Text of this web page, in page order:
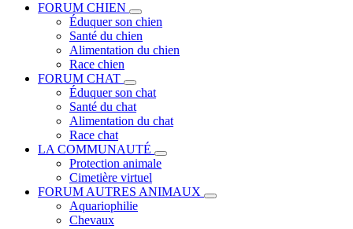
FORUM CHIEN
Éduquer son chien
Santé du chien
Alimentation du chien
Race chien
FORUM CHAT
Éduquer son chat
Santé du chat
Alimentation du chat
Race chat
LA COMMUNAUTÉ
Protection animale
Cimetière virtuel
FORUM AUTRES ANIMAUX
Aquariophilie
Chevaux